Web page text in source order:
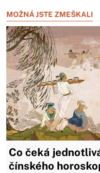
MOŽNÁ JSTE ZMEŠKALI
Co čeká
čínského